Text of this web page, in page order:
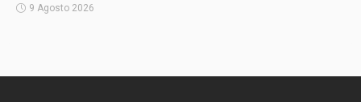
9 Agosto 2026